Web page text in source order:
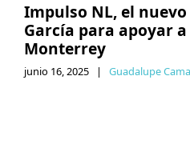
Impulso NL, el
García para apoyar
Monterrey
junio 16, 2025 | Guadalupe